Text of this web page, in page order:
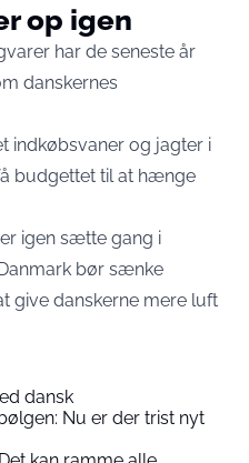
op igen
har de seneste år
danskernes
indkøbsvaner og jagter i
budgettet til at hænge
igen sætte gang i
bør sænke
give danskerne mere luft
dansk
Nu er der trist nyt